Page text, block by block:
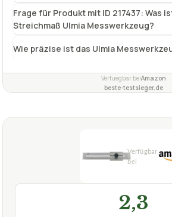
Frage für Produkt mit ID 217437: Was
Streichmaß Ulmia Messwerkzeug?
Wie präzise ist das Ulmia
Verfuegbar beiAmazon
beste-testsieger.de
2,3